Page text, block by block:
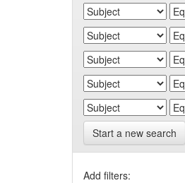
Start a new search
Add filters: